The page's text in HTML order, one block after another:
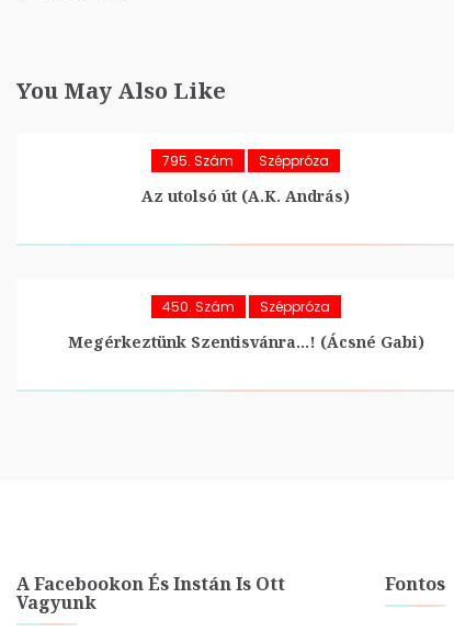
You May Also Like
795. Szám Széppróza
Az utolsó út (A.K. András)
450. Szám Széppróza
Megérkeztünk Szentisvánra…! (Ácsné Gabi)
A Facebookon És Instán Is Ott
Vagyunk
Fontos